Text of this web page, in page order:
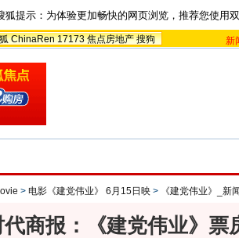
狐提示：为体验更加畅快的网页浏览，推荐您使用
ChinaRen 17173 焦点房地产 搜狗 新
> 电影《建党伟业》 6月15日映 > 《建党伟业》_新
代商报：《建党伟业》票